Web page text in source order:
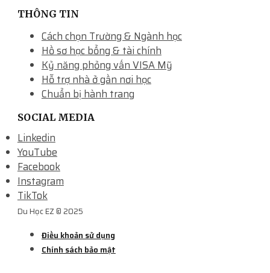
THÔNG TIN
Cách chọn Trường & Ngành học
Hồ sơ học bổng & tài chính
Kỷ năng phỏng vấn VISA Mỹ
Hỗ trợ nhà ở gần nơi học
Chuẩn bị hành trang
SOCIAL MEDIA
Linkedin
YouTube
Facebook
Instagram
TikTok
Du Học EZ © 2025
Điều khoản sử dụng
Chính sách bảo mật